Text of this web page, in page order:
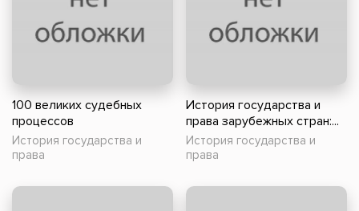
100 великих судебных
процессов
История государства и
права
История государства и
права зарубежных стран:...
История государства и
права